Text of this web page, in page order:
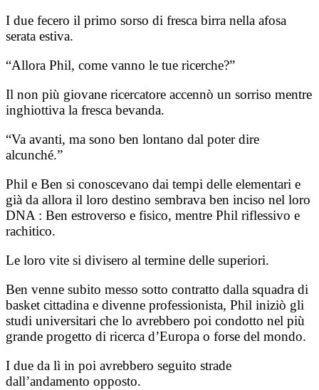
I due fecero il primo sorso di fresca birra nella afosa
serata estiva.
“Allora Phil, come vanno le tue ricerche?”
Il non più giovane ricercatore accennò un sorriso mentre
inghiottiva la fresca bevanda.
“Va avanti, ma sono ben lontano dal poter dire
alcunché.”
Phil e Ben si conoscevano dai tempi delle elementari e
già da allora il loro destino sembrava ben inciso nel loro
DNA : Ben estroverso e fisico, mentre Phil riflessivo e
rachitico.
Le loro vite si divisero al termine delle superiori.
Ben venne subito messo sotto contratto dalla squadra di
basket cittadina e divenne professionista, Phil iniziò gli
studi universitari che lo avrebbero poi condotto nel più
grande progetto di ricerca d’Europa o forse del mondo.
I due da lì in poi avrebbero seguito strade
dall’andamento opposto.